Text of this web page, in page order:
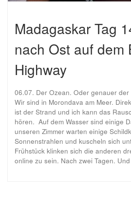
Madagaskar Tag
nach Ost auf dem
Highway
06.07. Der Ozean. Oder genauer der
Wir sind in Morondava am Meer.
ist der Strand und ich kann das
hören. Auf dem Wasser sind einige
unseren Zimmer warten einige
Sonnenstrahlen und kuscheln sich
Frühstück klinken sich die anderen
online zu sein. Nach zwei Tagen.